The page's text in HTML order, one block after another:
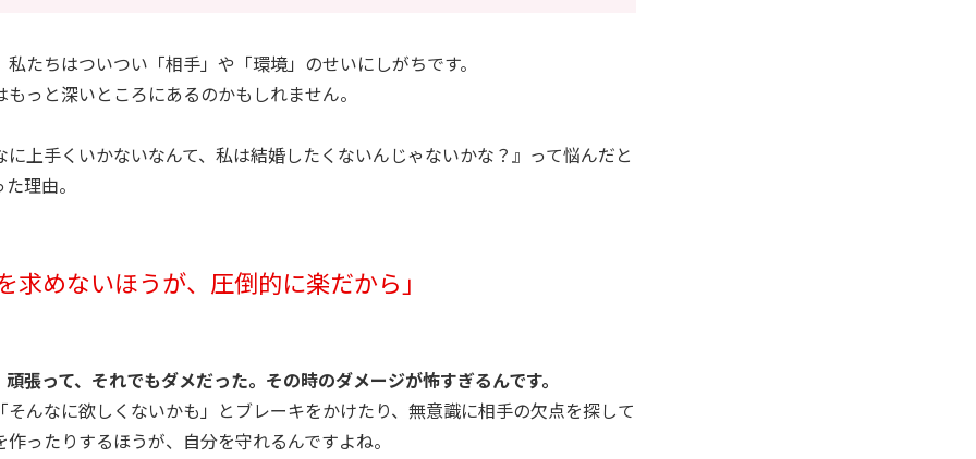
たちはついつい「相手」や「環境」のせいにしがちです。
っと深いところにあるのかもしれません。
上手くいかないなんて、私は結婚したくないんじゃないかな？』って悩んだと
理由。
求めないほうが、圧倒的に楽だから」
張って、それでもダメだった。その時のダメージが怖すぎるんです。
そんなに欲しくないかも」とブレーキをかけたり、無意識に相手の欠点を探して
ったりするほうが、自分を守れるんですよね。